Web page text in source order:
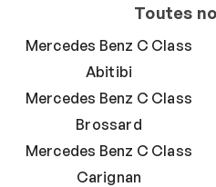
Toutes
Mercedes Benz C Class
Abitibi
Mercedes Benz C Class
Brossard
Mercedes Benz C Class
Carignan